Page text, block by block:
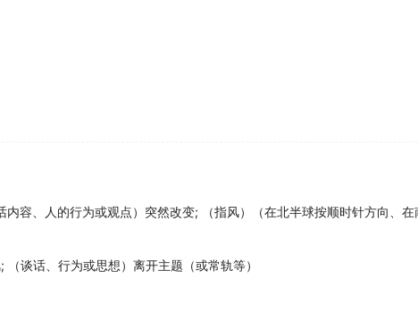
内容、人的行为或观点）突然改变; （指风）（在北半球按顺时针方向、
;
（谈话、行为或思想）离开主题（或常轨等）